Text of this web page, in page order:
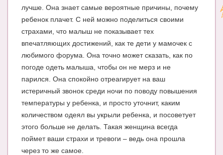
Мамина энциклопедия
СЕРВИСЫ И ПРИЛОЖЕНИЯ
Сервис. Оценка роста и веса ребенка
Полезные ссылки
Опросы
НОВОСТИ ЛОПОТУНА
Блог Администратора
лучше. Она знает самые вероятные причины, почему
ребенок плачет. С ней можно поделиться своими
страхами, что малыш не показывает тех
впечатляющих достижений, как те дети у мамочек с
любимого форума. Она точно может сказать, как по
погоде одеть малыша, чтобы он не мерз и не
парился. Она спокойно отреагирует на ваш
истеричный звонок среди ночи по поводу повышения
температуры у ребенка, и просто уточнит, каким
количеством одеял вы укрыли ребенка, и посоветует
этого больше не делать. Такая женщина всегда
поймет ваши страхи и тревоги – ведь она прошла
через то же самое.